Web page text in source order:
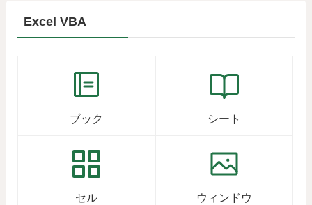
Excel VBA
ブック シート
セル ウィンドウ